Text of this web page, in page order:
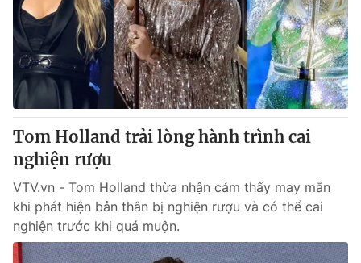
VTV Sức khoẻ Bất động sản
Thị trường 24h Tấm lòng Việt
VTV4 Vươn mình bằng AI
VTV9 VTV8
Liên hệ tòa soạn English
Tom Holland trải lòng hành trình cai
nghiện rượu
VTV.vn - Tom Holland thừa nhận cảm thấy may mắn
khi phát hiện bản thân bị nghiện rượu và có thể cai
nghiện trước khi quá muộn.